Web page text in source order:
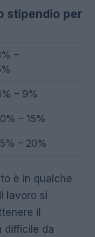
stipendio per
–
– 9%
– 15%
– 20%
è in qualche
lavoro si
il
difficile da